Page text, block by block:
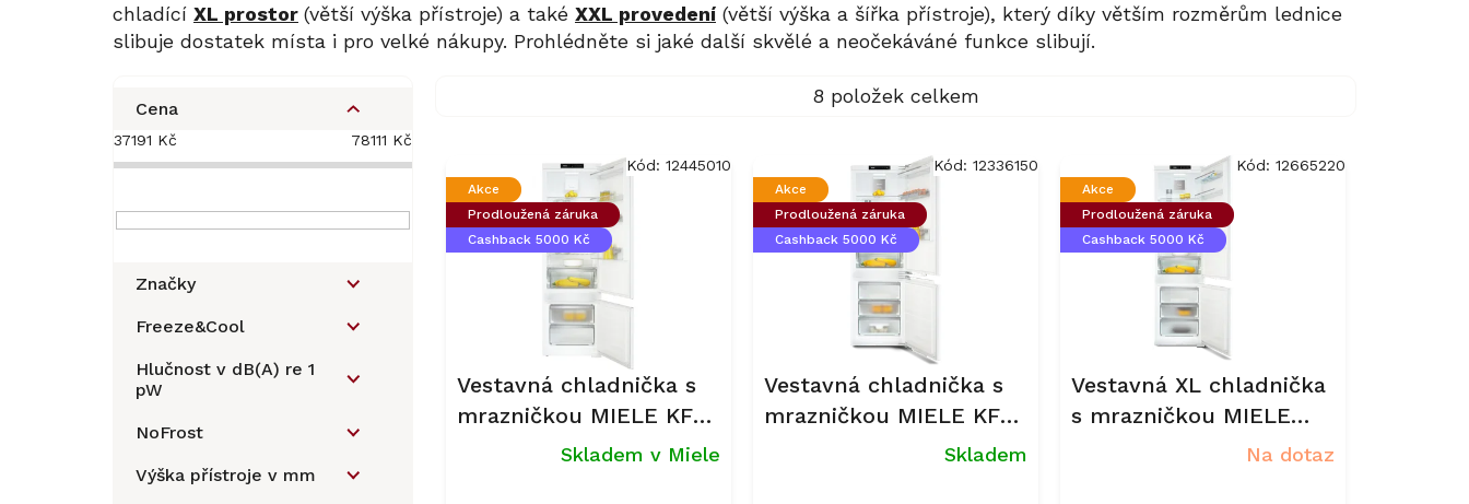
chladící XL prostor (větší výška přístroje) a také XXL provedení (větší výška a šířka přístroje), který díky větším rozměrům lednice
slibuje dostatek místa i pro velké nákupy. Prohlédněte si jaké další skvělé a neočekáváné funkce slibují.
s
t
a
n
Cena
37191 Kč 78111 Kč
Značky
Freeze&Cool
Hlučnost v dB(A) re 1
pW
NoFrost
Výška přístroje v mm
8 položek celkem
p
Akce
Prodloužená záruka
Cashback 5000 Kč
Vestavná chladnička s
mrazničkou MIELE KF
Skladem v Miele
Kód: 12445010
Akce
Prodloužená záruka
Cashback 5000 Kč
Vestavná chladnička s
mrazničkou MIELE KFN
Skladem
Kód: 12336150
Akce
Prodloužená záruka
Cashback 5000 Kč
Vestavná XL chladnička
s mrazničkou MIELE
Na dotaz
Kód: 12665220